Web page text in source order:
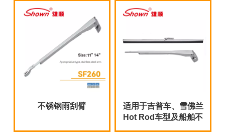
不锈钢雨刮臂
适用于吉普车、雪佛兰
Hot Rod车型及船舶不